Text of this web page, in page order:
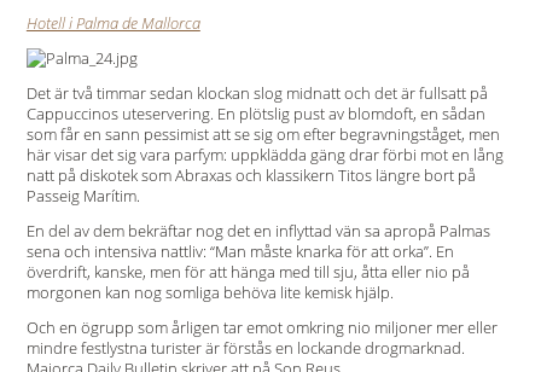
Hotell i Palma de Mallorca
Det är två timmar sedan klockan slog midnatt och det är fullsatt på
Cappuccinos uteservering. En plötslig pust av blomdoft, en sådan
som får en sann pessimist att se sig om efter begravningståget, men
här visar det sig vara parfym: uppklädda gäng drar förbi mot en lång
natt på diskotek som Abraxas och klassikern Titos längre bort på
Passeig Marítim.
En del av dem bekräftar nog det en inflyttad vän sa apropå Palmas
sena och intensiva nattliv: “Man måste knarka för att orka”. En
överdrift, kanske, men för att hänga med till sju, åtta eller nio på
morgonen kan nog somliga behöva lite kemisk hjälp.
Och en ögrupp som årligen tar emot omkring nio miljoner mer eller
mindre festlystna turister är förstås en lockande drogmarknad.